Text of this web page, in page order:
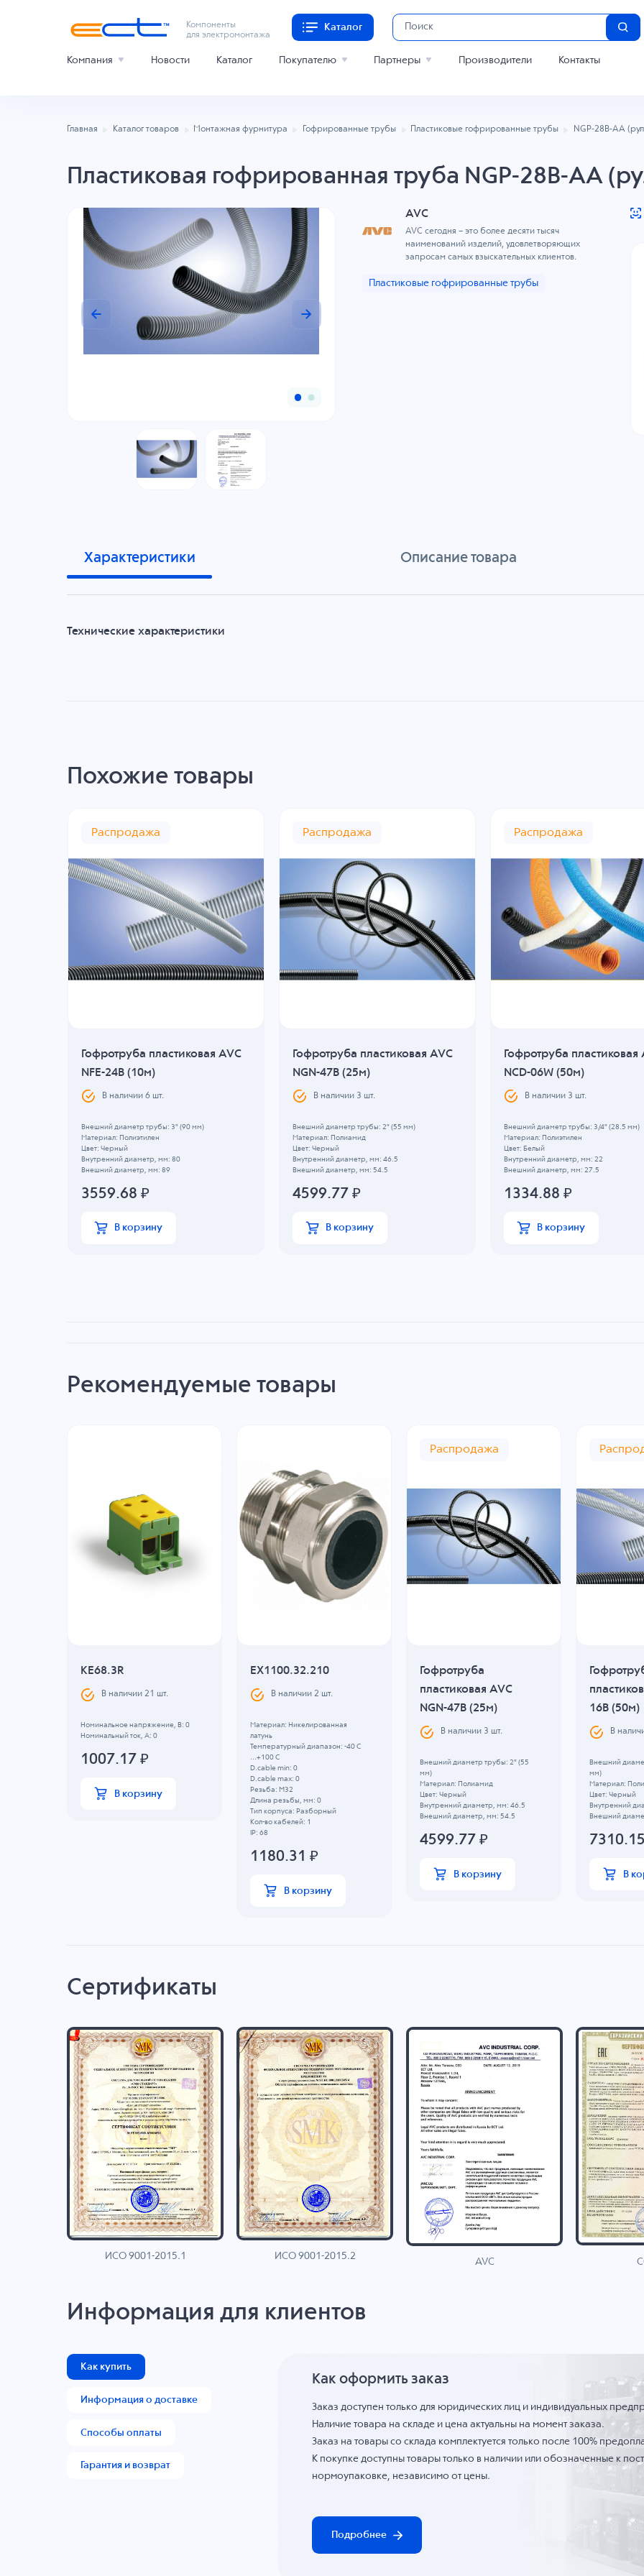
Компоненты
для электромонтажа
Каталог
Компания Новости Каталог Покупателю Партнеры Производители Контакты
Главная Каталог товаров Монтажная фурнитура Гофрированные трубы Пластиковые гофрированные трубы NGP-28B-AA
Пластиковая гофрированная труба NGP-28B-AA
AVC
AVC сегодня – это более десяти тысяч
наименований изделий, удовлетворяющих
запросам самых взыскательных клиентов.
Пластиковые гофрированные трубы
Характеристики Описание товара
Технические характеристики
Похожие товары
Распродажа
Гофротруба пластиковая AVC
NFE-24B (10м)
В наличии 6шт.
Внешний диаметр трубы: 3" (90 мм)
Материал: Полиэтилен
Цвет: Черный
Внутренний диаметр, мм: 80
Внешний диаметр, мм: 89
3559.68 ₽
В корзину
Распродажа
Гофротруба пластиковая AVC
NGN-47B (25м)
В наличии 3 шт.
Внешний диаметр трубы: 2" (55 мм)
Материал: Полиамид
Цвет: Черный
Внутренний диаметр, мм: 46.5
Внешний диаметр, мм: 54.5
4599.77 ₽
В корзину
Распродажа
Гофротруба пластиковая
NCD-06W (50м)
В наличии 3 шт.
Внешний диаметр трубы: 3/4" (28.5 мм)
Материал: Полиэтилен
Цвет: Белый
Внутренний диаметр, мм: 22
Внешний диаметр, мм: 27.5
1334.88 ₽
В корзину
Рекомендуемые товары
KE68.3R
В наличии21 шт.
Номинальное напряжение, B: 0
Номинальный ток, А: 0
1007.17 ₽
В корзину
EX1100.32.210
В наличии2 шт.
Материал: Никелированная
латунь
Температурный диапазон: -40 C
...+100 C
D.cable min: 0
D.cable max: 0
Резьба: M32
Длина резьбы, мм: 0
Тип корпуса: Разборный
Кол-во кабелей: 1
IP: 68
1180.31 ₽
В корзину
Распродажа
Гофротруба
пластиковая AVC
NGN-47B (25м)
В наличии 3 шт.
Внешний диаметр трубы: 2" (55
мм)
Материал: Полиамид
Цвет: Черный
Внутренний диаметр, мм: 46.5
Внешний диаметр, мм: 54.5
4599.77 ₽
В корзину
16B (50м)
В
Внешний
мм)
Материал:
Цвет: Черный
Внутренний
Внешний
7310.15
В
Сертификаты
ИСО 9001-2015.1 ИСО 9001-2015.2
AVC
Информация для клиентов
Как купить
Информация о доставке
Способы оплаты
Гарантия и возврат
Как оформить заказ
Заказ доступен только для юридических лиц и индивидуальных
Наличие товара на складе и цена актуальны на момент заказа.
Заказ на товары со склада комплектуется только после 100%
К покупке доступны товары только в наличии или обозначенные к
нормоупаковке, независимо от цены.
Подробнее